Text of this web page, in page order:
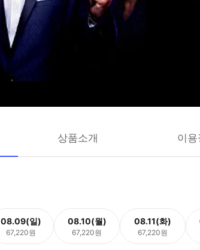
상품소개 이용
08.09(일)
67,220원
08.10(월)
67,220원
08.11(화)
67,220원